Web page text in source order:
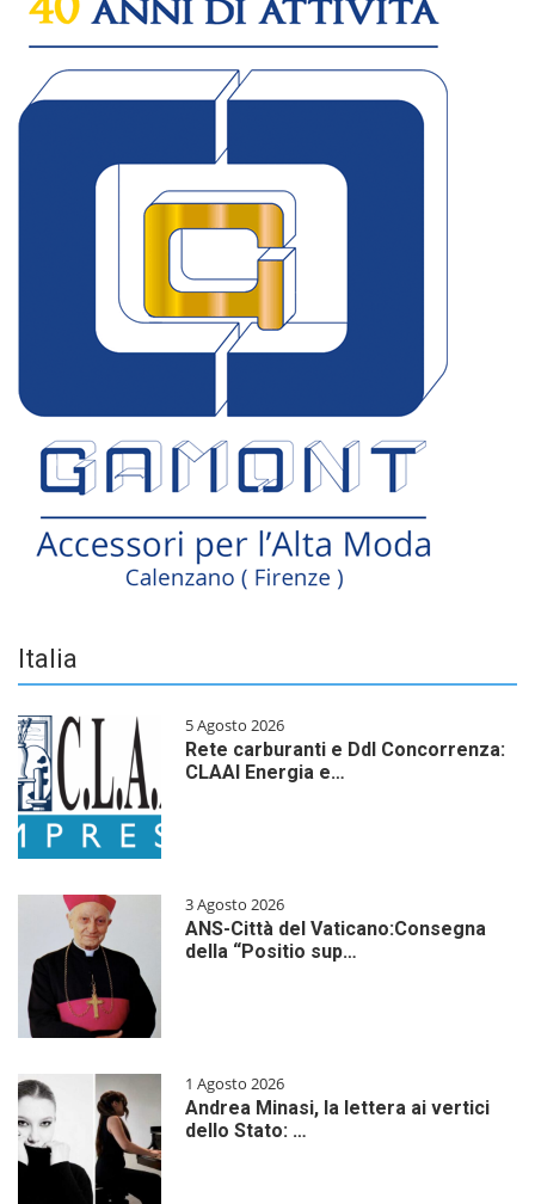
Italia
5 Agosto 2026
Rete carburanti e Ddl Concorrenza:
CLAAI Energia e…
3 Agosto 2026
ANS-Città del Vaticano:Consegna
della “Positio sup…
1 Agosto 2026
Andrea Minasi, la lettera ai vertici
dello Stato: …